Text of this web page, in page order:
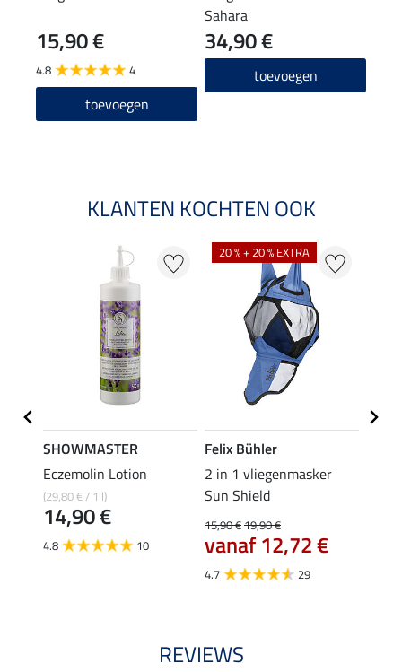
15,90 €
4.8 4
toevoegen
Sahara
34,90 €
toevoegen
KLANTEN KOCHTEN OOK
SHOWMASTER
Eczemolin Lotion
(29,80 € / 1 l)
14,90 €
4.8 10
20 % + 20 % EXTRA
Felix Bühler
2 in 1 vliegenmasker
Sun Shield
15,90 €19,90 €
vanaf 12,72 €
4.7 29
REVIEWS